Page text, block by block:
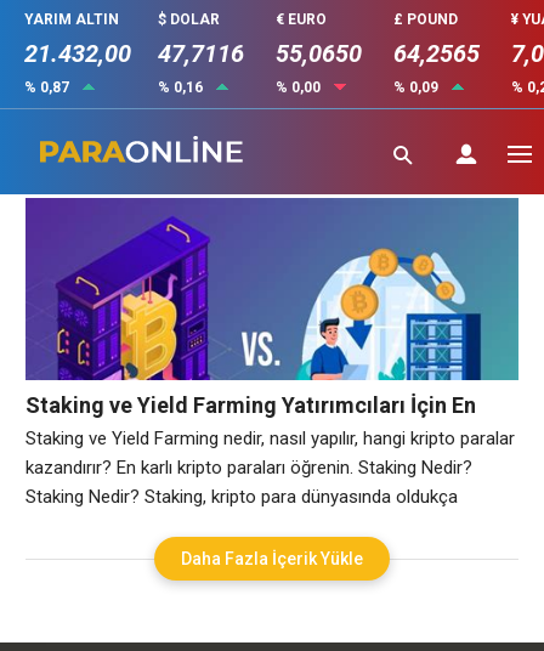
YARIM ALTIN
21.432,00
% 0,87
$ DOLAR
47,7116
% 0,16
€ EURO
55,0650
% 0,00
£ POUND
64,2565
% 0,09
¥
%
Karlılık
Staking ve Yield Farming Yatırımcıları İçin En
Karlı Kripto Paralar
Staking ve Yield Farming nedir, nasıl yapılır, hangi kripto paralar
kazandırır? En karlı kripto paraları öğrenin. Staking Nedir?
Staking Nedir? Staking, kripto para dünyasında oldukça
kripto parayı belli bir süre blok zincirinde tutarak ödül kazanma
işlemidir. Yatırımcılar, sahip oldukları kripto paraları belirli bir
Daha Fazla İçerik Yükle